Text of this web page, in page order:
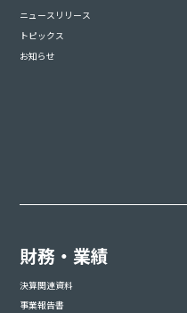
ニュースリリース
トピックス
お知らせ
財務・業績
決算関連資料
事業報告書